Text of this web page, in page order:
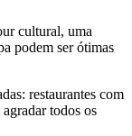
cultural, uma
podem ser ótimas
restaurantes com
todos os